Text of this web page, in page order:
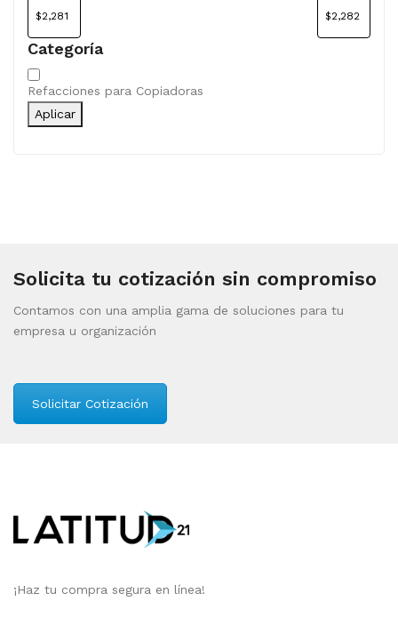
Categoría
Categoría
Refacciones para Copiadoras
Aplicar
Solicita tu cotización sin compromiso
Contamos con una amplia gama de soluciones para tu
empresa u organización
Solicitar Cotización
¡Haz tu compra segura en línea!